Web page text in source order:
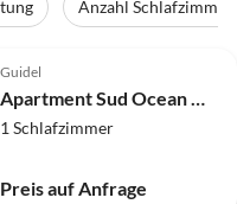
Anzahl Schlafzimmer
Guidel
Apartment Sud Ocean M N°105 - 2P5
1 Schlafzimmer
Preis auf Anfrage